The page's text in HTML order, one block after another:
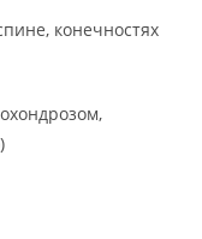
конечностях